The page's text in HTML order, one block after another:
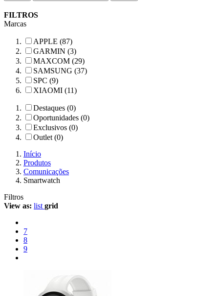
FILTROS
Marcas
APPLE (87)
GARMIN (3)
MAXCOM (29)
SAMSUNG (37)
SPC (9)
XIAOMI (11)
Destaques (0)
Oportunidades (0)
Exclusivos (0)
Outlet (0)
Início
Produtos
Comunicações
Smartwatch
Filtros
View as: list grid
7
8
9